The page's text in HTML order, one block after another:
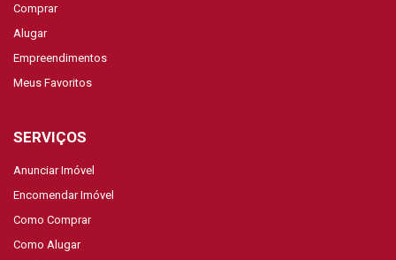
Comprar
Alugar
Empreendimentos
Meus Favoritos
SERVIÇOS
Anunciar Imóvel
Encomendar Imóvel
Como Comprar
Como Alugar